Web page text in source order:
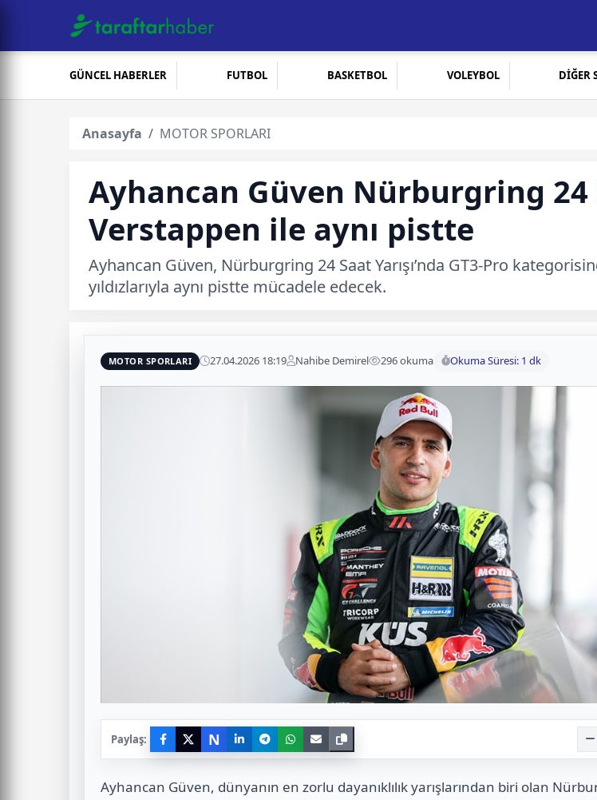
GÜNCEL HABERLER FUTBOL BASKETBOL VOLEYBOL DİĞER
Anasayfa MOTOR SPORLARI
Ayhancan Güven Nürburgring 24
Verstappen ile aynı pistte
Ayhancan Güven, Nürburgring 24 Saat Yarışı’nda GT3-Pro
yıldızlarıyla aynı pistte mücadele edecek.
MOTOR SPORLARI 27.04.2026 18:19 Nahibe Demirel 296 okuma Okuma Süresi: 1 dk
Paylaş: N
Ayhancan Güven, dünyanın en zorlu dayanıklılık yarışlarından biri olan